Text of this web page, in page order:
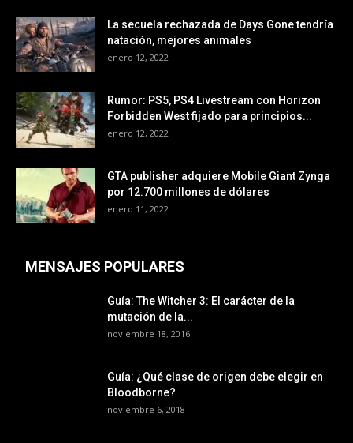
La secuela rechazada de Days Gone tendría
natación, mejores animales
enero 12, 2022
Rumor: PS5, PS4 Livestream con Horizon
Forbidden West fijado para principios...
enero 12, 2022
GTA publisher adquiere Mobile Giant Zynga
por 12.700 millones de dólares
enero 11, 2022
MENSAJES POPULARES
Guía: The Witcher 3: El carácter de la
mutación de la...
noviembre 18, 2016
Guía: ¿Qué clase de origen debe elegir en
Bloodborne?
noviembre 6, 2018